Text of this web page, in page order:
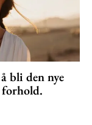
bli den nye